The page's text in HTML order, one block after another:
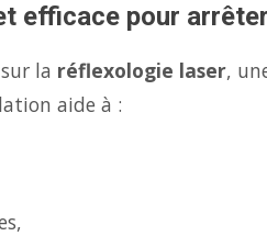
efficace pour
la réflexologie laser,
aide à :